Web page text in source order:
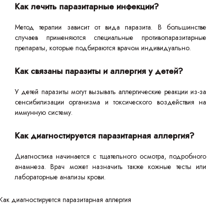
Как лечить паразитарные инфекции?
Метод терапии зависит от вида паразита. В большинстве
случаев применяются специальные противопаразитарные
препараты, которые подбираются врачом индивидуально.
Как связаны паразиты и аллергия у детей?
У детей паразиты могут вызывать аллергические реакции из-за
сенсибилизации организма и токсического воздействия на
иммунную систему.
Как диагностируется паразитарная аллергия?
Диагностика начинается с тщательного осмотра, подробного
анамнеза. Врач может назначить также кожные тесты или
лабораторные анализы крови.